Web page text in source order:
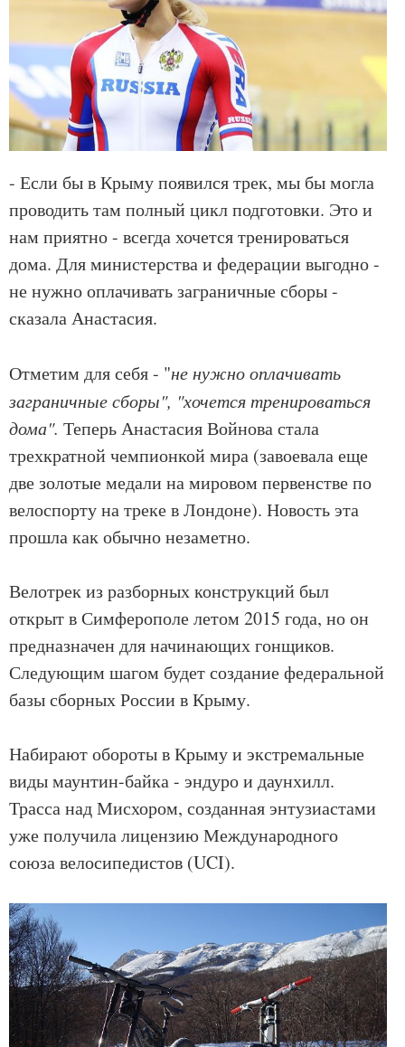
- Если бы в Крыму появился трек, мы бы могла
проводить там полный цикл подготовки. Это и
нам приятно - всегда хочется тренироваться
дома. Для министерства и федерации выгодно -
не нужно оплачивать заграничные сборы -
сказала Анастасия.
Отметим для себя - "не нужно оплачивать
заграничные сборы", "хочется тренироваться
дома". Теперь Анастасия Войнова стала
трехкратной чемпионкой мира (завоевала еще
две золотые медали на мировом первенстве по
велоспорту на треке в Лондоне). Новость эта
прошла как обычно незаметно.
Велотрек из разборных конструкций был
открыт в Симферополе летом 2015 года, но он
предназначен для начинающих гонщиков.
Следующим шагом будет создание федеральной
базы сборных России в Крыму.
Набирают обороты в Крыму и экстремальные
виды маунтин-байка - эндуро и даунхилл.
Трасса над Мисхором, созданная энтузиастами
уже получила лицензию Международного
союза велосипедистов (UCI).